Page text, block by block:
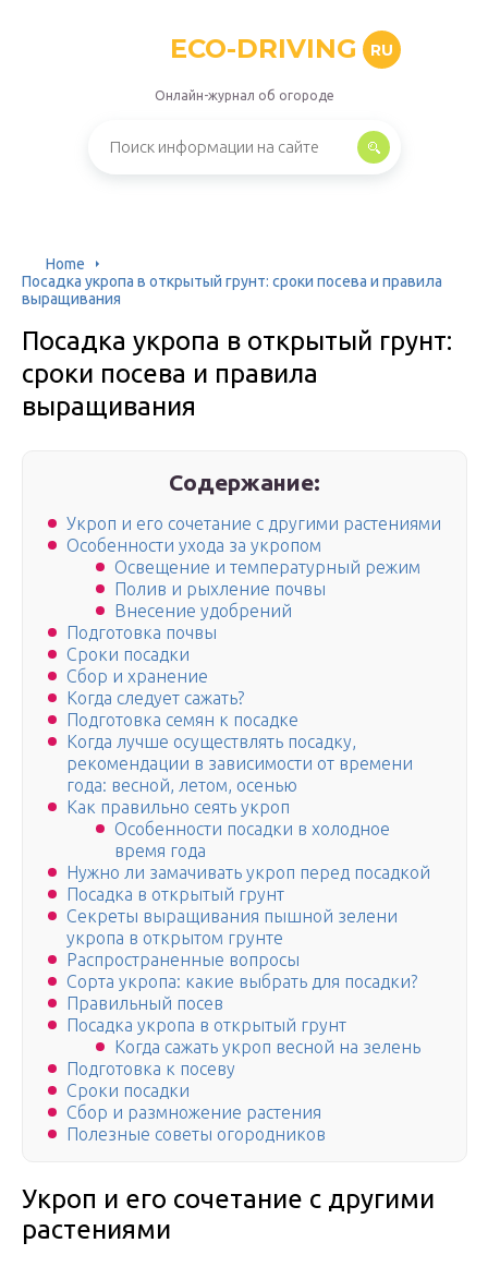
ECO-DRIVING RU
Онлайн-журнал об огороде
Home
Посадка укропа в открытый грунт: сроки посева и правила
выращивания
Посадка укропа в открытый грунт:
сроки посева и правила
выращивания
Содержание:
Укроп и его сочетание с другими растениями
Особенности ухода за укропом
Освещение и температурный режим
Полив и рыхление почвы
Внесение удобрений
Подготовка почвы
Сроки посадки
Сбор и хранение
Когда следует сажать?
Подготовка семян к посадке
Когда лучше осуществлять посадку,
рекомендации в зависимости от времени
года: весной, летом, осенью
Как правильно сеять укроп
Особенности посадки в холодное
время года
Нужно ли замачивать укроп перед посадкой
Посадка в открытый грунт
Секреты выращивания пышной зелени
укропа в открытом грунте
Распространенные вопросы
Сорта укропа: какие выбрать для посадки?
Правильный посев
Посадка укропа в открытый грунт
Когда сажать укроп весной на зелень
Подготовка к посеву
Сроки посадки
Сбор и размножение растения
Полезные советы огородников
Укроп и его сочетание с другими
растениями